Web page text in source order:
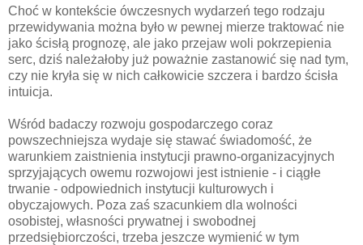
Choć w kontekście ówczesnych wydarzeń tego rodzaju
przewidywania można było w pewnej mierze traktować nie
jako ścisłą prognozę, ale jako przejaw woli pokrzepienia
serc, dziś należałoby już poważnie zastanowić się nad tym,
czy nie kryła się w nich całkowicie szczera i bardzo ścisła
intuicja.
Wśród badaczy rozwoju gospodarczego coraz
powszechniejsza wydaje się stawać świadomość, że
warunkiem zaistnienia instytucji prawno-organizacyjnych
sprzyjających owemu rozwojowi jest istnienie - i ciągłe
trwanie - odpowiednich instytucji kulturowych i
obyczajowych. Poza zaś szacunkiem dla wolności
osobistej, własności prywatnej i swobodnej
przedsiębiorczości, trzeba jeszcze wymienić w tym